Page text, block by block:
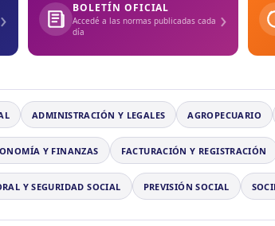
› BOLETÍN OFICIAL
Accedé a las normas publicadas cada
día
›
ADMINISTRACIÓN Y LEGALES AGROPECUARIO
Y FINANZAS FACTURACIÓN Y REGISTRACIÓN
Y SEGURIDAD SOCIAL PREVISIÓN SOCIAL